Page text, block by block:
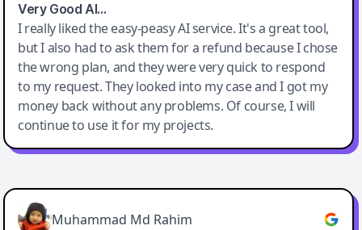
Very Good AI…
I really liked the easy-peasy AI service. It's a great tool,
but I also had to ask them for a refund because I chose
the wrong plan, and they were very quick to respond
to my request. They looked into my case and I got my
money back without any problems. Of course, I will
continue to use it for my projects.
Easy-Peasy AI
Muhammad Md Rahim